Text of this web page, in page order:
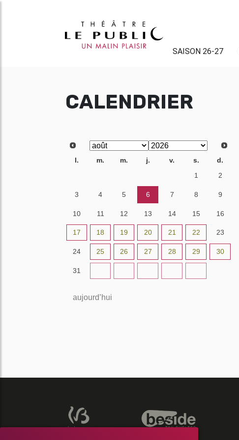
SAISON 26-27
CALENDRIER
l. m. m. j. v. s.
d.
1 2
3 4 5 6 7 8 9
10 11 12 13 14 15 16
17 18 19 20 21 22 23
24 25 26 27 28 29 30
31
aujourd’hui